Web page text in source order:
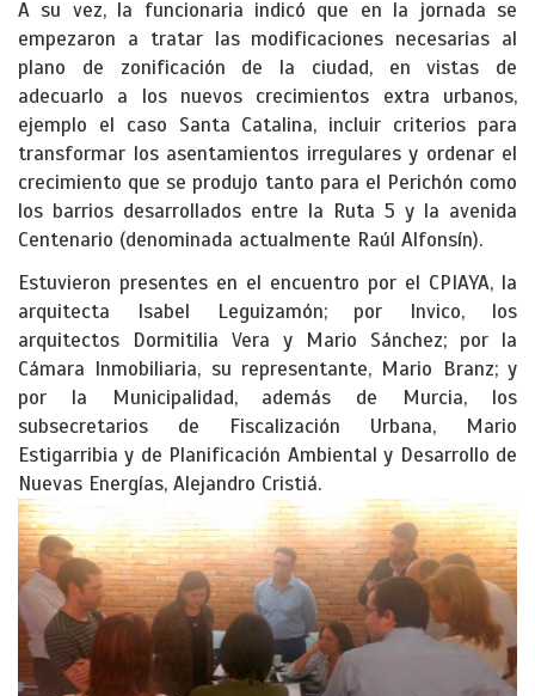
A su vez, la funcionaria indicó que en la jornada se
empezaron a tratar las modificaciones necesarias al
plano de zonificación de la ciudad, en vistas de
adecuarlo a los nuevos crecimientos extra urbanos,
ejemplo el caso Santa Catalina, incluir criterios para
transformar los asentamientos irregulares y ordenar el
crecimiento que se produjo tanto para el Perichón como
los barrios desarrollados entre la Ruta 5 y la avenida
Centenario (denominada actualmente Raúl Alfonsín).
Estuvieron presentes en el encuentro por el CPIAYA, la
arquitecta Isabel Leguizamón; por Invico, los
arquitectos Dormitilia Vera y Mario Sánchez; por la
Cámara Inmobiliaria, su representante, Mario Branz; y
por la Municipalidad, además de Murcia, los
subsecretarios de Fiscalización Urbana, Mario
Estigarribia y de Planificación Ambiental y Desarrollo de
Nuevas Energías, Alejandro Cristiá.